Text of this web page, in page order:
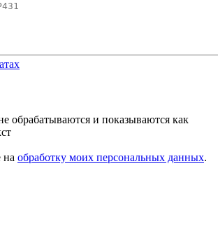
обрабатываются и показываются как
на обработку моих персональных данных.